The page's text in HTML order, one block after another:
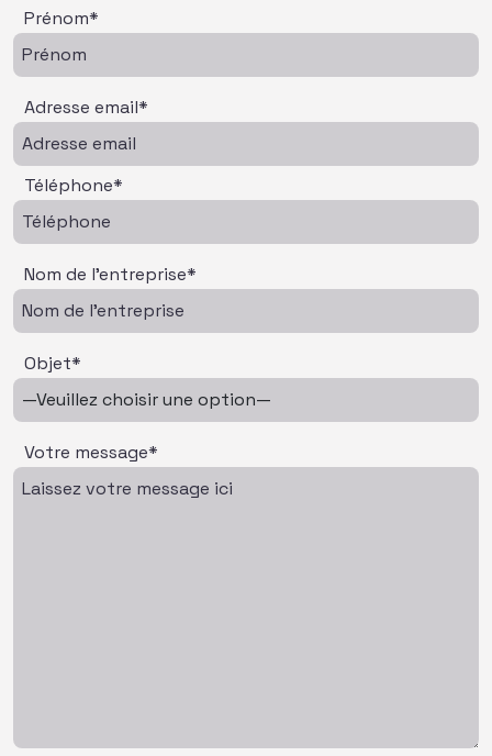
Prénom*
Adresse email*
Téléphone*
Nom de l'entreprise*
Objet*
Votre message*